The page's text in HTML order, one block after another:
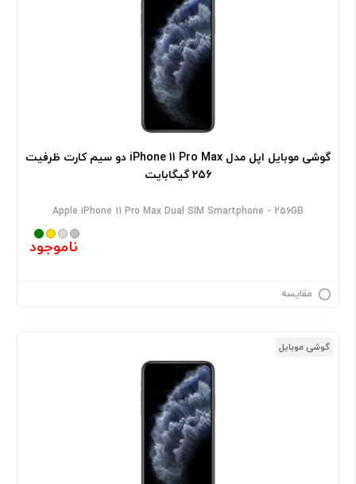
گوشی موبایل اپل مدل iPhone 11 Pro Max دو سیم‌ کارت ظرفیت
256 گیگابایت
Apple iPhone 11 Pro Max Dual SIM Smartphone - 256GB
ناموجود
مقایسه
گوشی موبایل